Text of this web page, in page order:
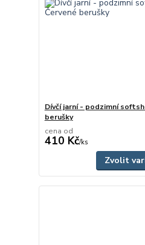
Dívčí jarní - podzimní
berušky
cena od
410 Kč/ks
Zvolit